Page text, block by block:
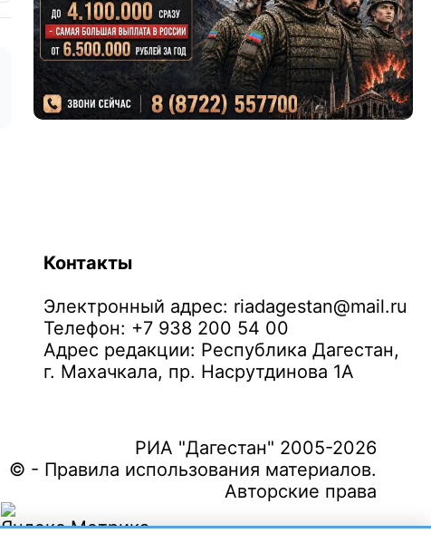
Контакты
Электронный адрес: riadagestan@mail.ru
Телефон: +7 938 200 54 00
Адрес редакции: Республика Дагестан,
г. Махачкала, пр. Насрутдинова 1А
РИА "Дагестан" 2005-2026
© - Правила использования материалов.
Авторские права